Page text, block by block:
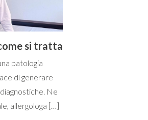
si tratta
patologia
di generare
Ne
allergologa […]